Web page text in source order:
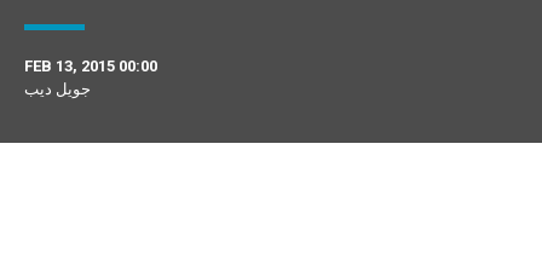
FEB 13, 2015 00:00
جويل ديب